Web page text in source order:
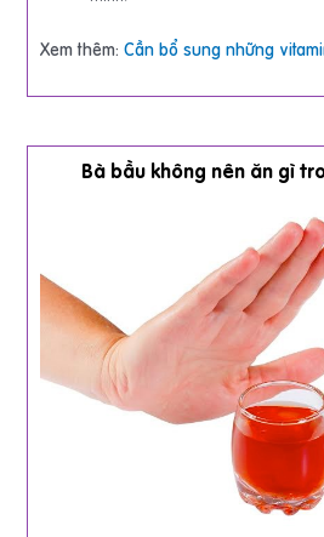
Xem thêm:Cần bổ sung những
Bà bầu không nên ăn gì